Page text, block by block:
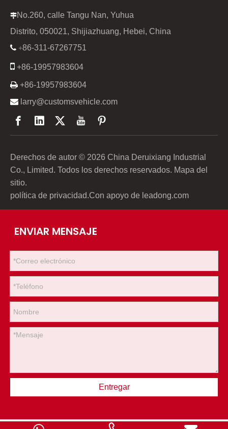
No.260, calle Tangu Nan, Yuhua
Distrito, 050021, Shijiazhuang, Hebei, China
 +86-311-67267751
 +86-19957983604
 +86-19957983604
 larry@customsvehicle.com
Derechos de autor © 2026 China Deruixiang Industrial
Co., Limited. Todos los derechos reservados. Mapa del
sitio.
política de privacidad.Con apoyo de leadong.com
ENVIAR MENSAJE
Entregar